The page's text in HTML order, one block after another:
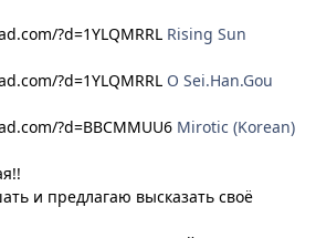
?d=1YLQMRRL Rising Sun
?d=1YLQMRRL O Sei.Han.Gou
?d=BBCMMUU6 Mirotic (Korean)
и предлагаю высказать своё